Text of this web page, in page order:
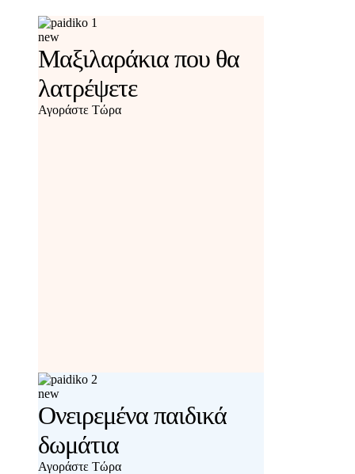
new
Μαξιλαράκια που θα
λατρέψετε
Αγοράστε Τώρα
new
Ονειρεμένα παιδικά
δωμάτια
Αγοράστε Τώρα